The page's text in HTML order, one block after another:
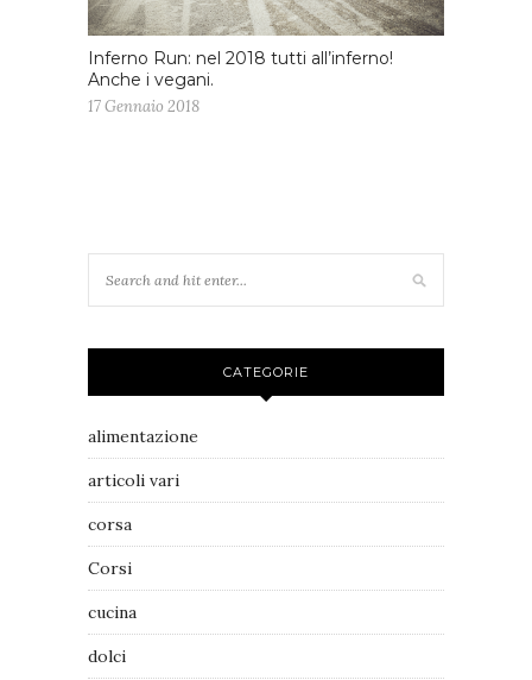
Inferno Run: nel 2018 tutti all’inferno!
Anche i vegani.
17 Gennaio 2018
CATEGORIE
alimentazione
articoli vari
corsa
Corsi
cucina
dolci